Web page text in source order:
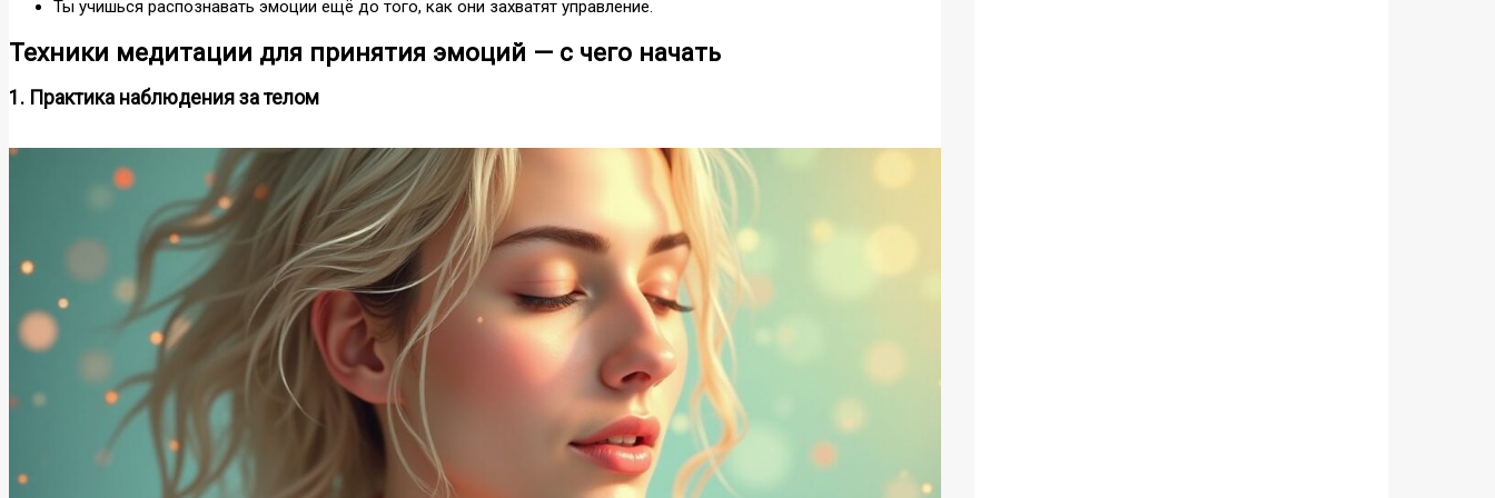
Ты учишься распознавать эмоции ещё до того, как они захватят управление.
Техники медитации для принятия эмоций — с чего начать
1. Практика наблюдения за телом